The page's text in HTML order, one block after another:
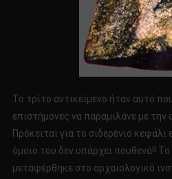
Το τρίτο αντικείμενο ήταν αυτό
επιστήμονες να παραμιλάνε με την
Πρόκειται για το σιδερένιο
όμοιο του δεν υπάρχει πουθενά!!
μεταφέρθηκε στο αρχαιολογικό